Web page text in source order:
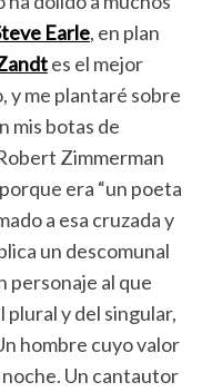
Earle, en plan
es el mejor
y me plantaré sobre
mis botas de
Zimmerman
era “un poeta
a esa cruzada y
un descomunal
personaje al que
y del singular,
hombre cuyo valor
Un cantautor